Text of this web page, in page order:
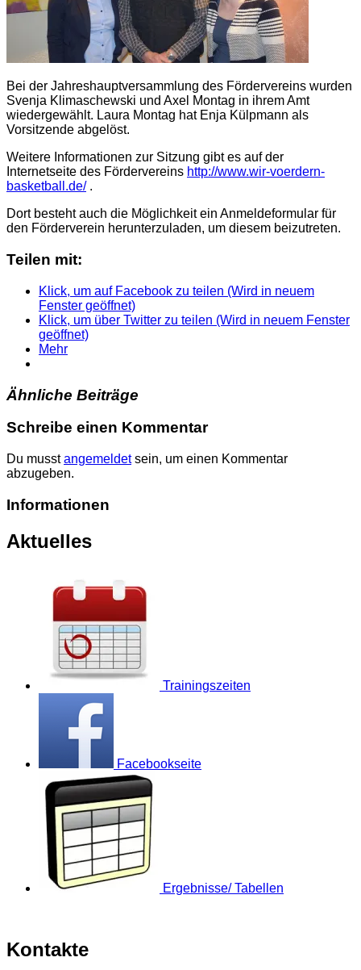
Bei der Jahreshauptversammlung des Fördervereins wurden
Svenja Klimaschewski und Axel Montag in ihrem Amt
wiedergewählt. Laura Montag hat Enja Külpmann als
Vorsitzende abgelöst.
Weitere Informationen zur Sitzung gibt es auf der
Internetseite des Fördervereins http://www.wir-voerdern-
basketball.de/.
Dort besteht auch die Möglichkeit ein Anmeldeformular für
den Förderverein herunterzuladen, um diesem beizutreten.
Teilen mit:
Klick, um auf Facebook zu teilen (Wird in neuem
Fenster geöffnet)
Klick, um über Twitter zu teilen (Wird in neuem Fenster
geöffnet)
Mehr
Ähnliche Beiträge
Schreibe einen Kommentar
Du musstangemeldetsein, um einen Kommentar
abzugeben.
Informationen
Aktuelles
Trainingszeiten
Facebookseite
Ergebnisse/ Tabellen
Kontakte